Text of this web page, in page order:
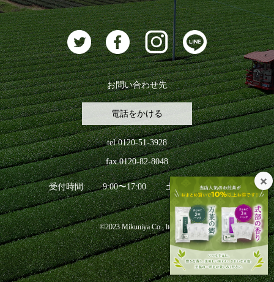
お茶に合うスイーツ
お問い合わせ先
電話をかける
tel.0120-51-3928
fax.0120-82-8048
受付時間 9:00〜17:00 土日祝日を除く
©2023 Mikuniya Co., ltd.